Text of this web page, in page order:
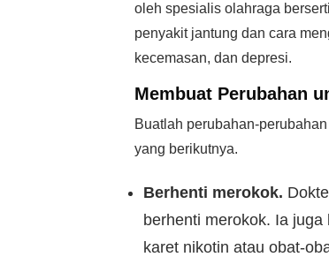
oleh spesialis olahraga
penyakit jantung dan cara
kecemasan, dan depresi.
Membuat Perubahan
Buatlah perubahan-
yang berikutnya.
Berhenti merokok.
berhenti merokok. Ia
karet nikotin atau obat-